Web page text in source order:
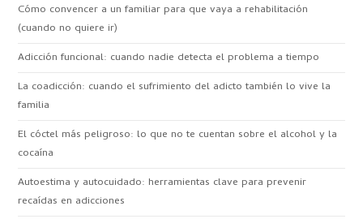
Cómo convencer a un familiar para que vaya a rehabilitación
(cuando no quiere ir)
Adicción funcional: cuando nadie detecta el problema a tiempo
La coadicción: cuando el sufrimiento del adicto también lo vive la
familia
El cóctel más peligroso: lo que no te cuentan sobre el alcohol y la
cocaína
Autoestima y autocuidado: herramientas clave para prevenir
recaídas en adicciones